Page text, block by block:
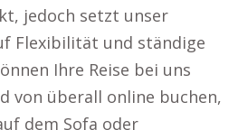
jedoch setzt unser
Flexibilität und ständige
Ihre Reise bei uns
von überall online buchen,
dem Sofa oder